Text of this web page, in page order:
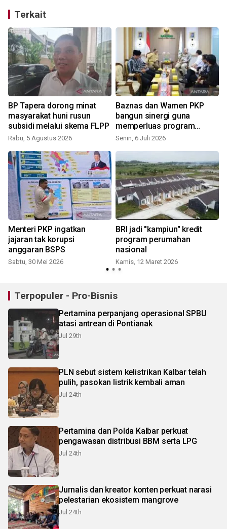
Terkait
BP Tapera dorong minat
masyarakat huni rusun
subsidi melalui skema FLPP
Rabu, 5 Agustus 2026
Baznas dan Wamen PKP
bangun sinergi guna
memperluas program
kesejahteraan masyarakat
Senin, 6 Juli 2026
Menteri PKP ingatkan
jajaran tak korupsi
anggaran BSPS
Sabtu, 30 Mei 2026
BRI jadi "kampiun" kredit
program perumahan
nasional
Kamis, 12 Maret 2026
Terpopuler - Pro-Bisnis
Pertamina perpanjang operasional SPBU
atasi antrean di Pontianak
Jul 29th
PLN sebut sistem kelistrikan Kalbar telah
pulih, pasokan listrik kembali aman
Jul 24th
Pertamina dan Polda Kalbar perkuat
pengawasan distribusi BBM serta LPG
Jul 24th
Jurnalis dan kreator konten perkuat narasi
pelestarian ekosistem mangrove
Jul 24th